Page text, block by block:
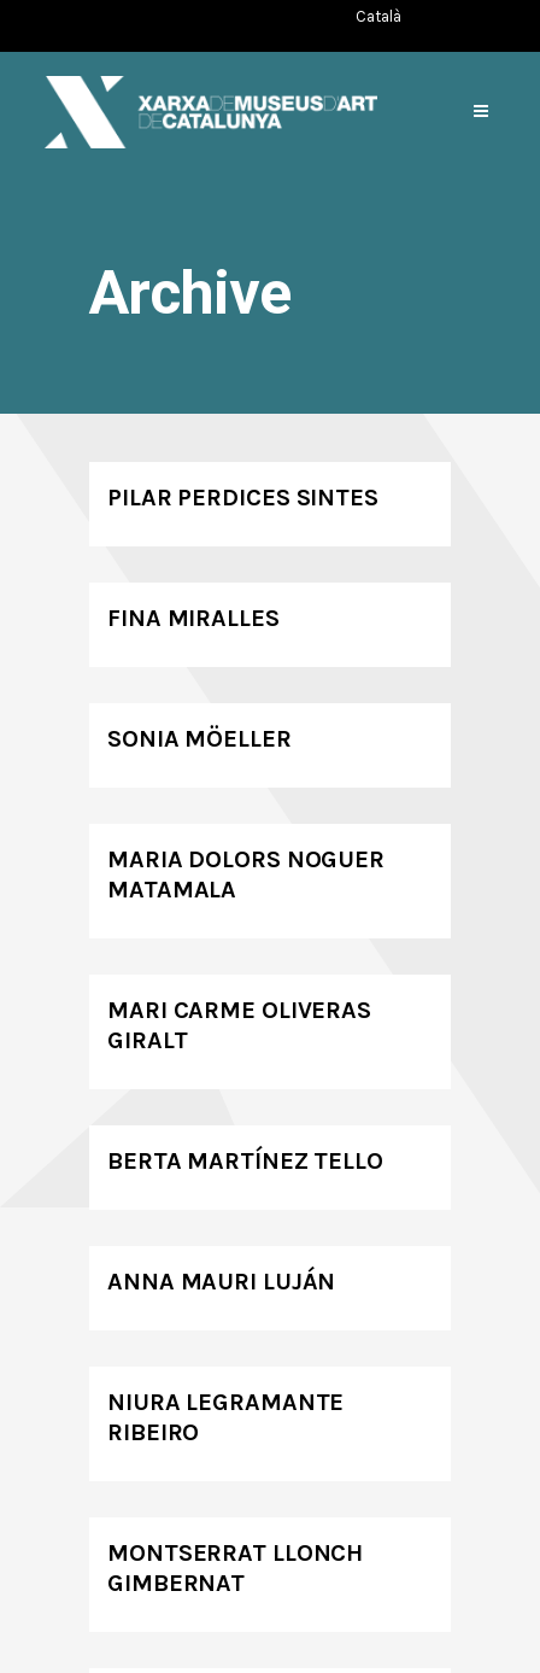
Català
Archive
PILAR PERDICES SINTES
FINA MIRALLES
SONIA MÖELLER
MARIA DOLORS NOGUER
MATAMALA
MARI CARME OLIVERAS
GIRALT
BERTA MARTÍNEZ TELLO
ANNA MAURI LUJÁN
NIURA LEGRAMANTE
RIBEIRO
MONTSERRAT LLONCH
GIMBERNAT